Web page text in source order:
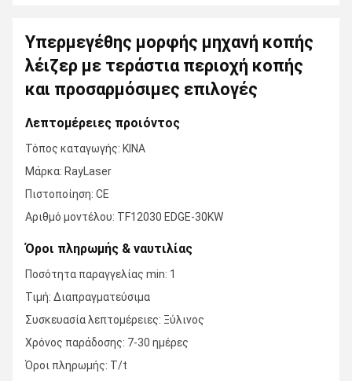
Υπερμεγέθης μορφής μηχανή κοπής
λέιζερ με τεράστια περιοχή κοπής
και προσαρμόσιμες επιλογές
Λεπτομέρειες προιόντος
Τόπος καταγωγής: ΚΙΝΑ
Μάρκα: RayLaser
Πιστοποίηση: CE
Αριθμό μοντέλου: TF12030 EDGE-30KW
Όροι πληρωμής & ναυτιλίας
Ποσότητα παραγγελίας min: 1
Τιμή: Διαπραγματεύσιμα
Συσκευασία λεπτομέρειες: Ξύλινος
Χρόνος παράδοσης: 7-30 ημέρες
Όροι πληρωμής: T/t